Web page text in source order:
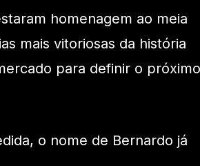
homenagem ao meia
mais vitoriosas da história
para definir o próximo
o nome de Bernardo já